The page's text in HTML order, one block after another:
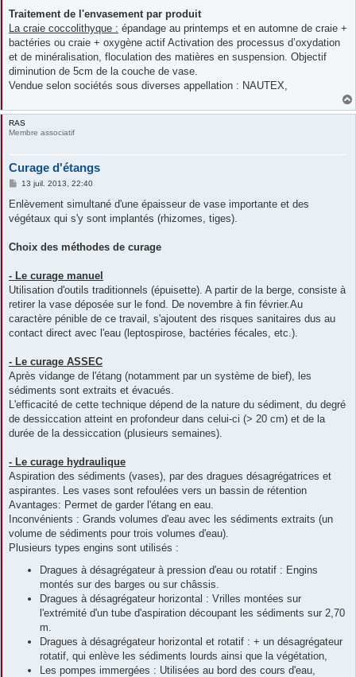
Traitement de l'envasement par produit
La craie coccolithyque : épandage au printemps et en automne de craie +
bactéries ou craie + oxygène actif Activation des processus d’oxydation
et de minéralisation, floculation des matières en suspension. Objectif
diminution de 5cm de la couche de vase.
Vendue selon sociétés sous diverses appellation : NAUTEX,
RAS
Membre associatif
Curage d'étangs
M
s
a
13 juil. 2013, 22:40
Enlèvement simultané d'une épaisseur de vase importante et des
végétaux qui s'y sont implantés (rhizomes, tiges).
Choix des méthodes de curage
- Le curage manuel
Utilisation d'outils traditionnels (épuisette). A partir de la berge, consiste à
retirer la vase déposée sur le fond. De novembre à fin février.Au
caractère pénible de ce travail, s'ajoutent des risques sanitaires dus au
contact direct avec l'eau (leptospirose, bactéries fécales, etc.).
- Le curage ASSEC
Après vidange de l'étang (notamment par un système de bief), les
sédiments sont extraits et évacués.
L'efficacité de cette technique dépend de la nature du sédiment, du degré
de dessiccation atteint en profondeur dans celui-ci (> 20 cm) et de la
durée de la dessiccation (plusieurs semaines).
- Le curage hydraulique
Aspiration des sédiments (vases), par des dragues désagrégatrices et
aspirantes. Les vases sont refoulées vers un bassin de rétention
Avantages: Permet de garder l'étang en eau.
Inconvénients : Grands volumes d'eau avec les sédiments extraits (un
volume de sédiments pour trois volumes d'eau).
Plusieurs types engins sont utilisés :
Dragues à désagrégateur à pression d'eau ou rotatif : Engins
montés sur des barges ou sur châssis.
Dragues à désagrégateur horizontal : Vrilles montées sur
l'extrémité d'un tube d'aspiration découpant les sédiments sur 2,70
m.
Dragues à désagrégateur horizontal et rotatif : + un désagrégateur
rotatif, qui enlève les sédiments lourds ainsi que la végétation,
Les pompes immergées : Utilisées au bord des cours d'eau,